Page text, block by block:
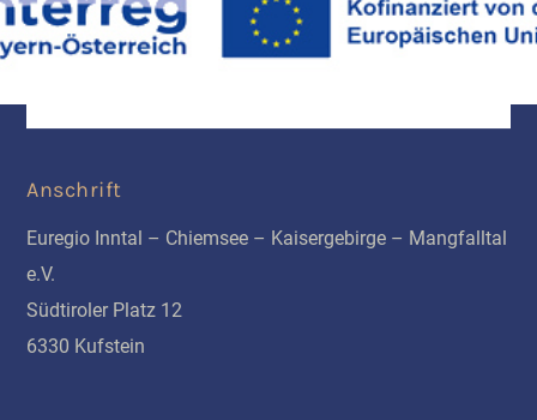
Anschrift
Euregio Inntal – Chiemsee – Kaisergebirge – Mangfalltal
e.V.
Südtiroler Platz 12
6330 Kufstein